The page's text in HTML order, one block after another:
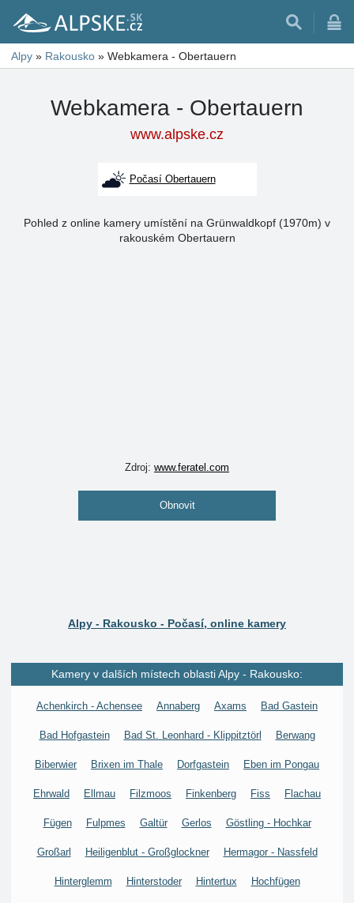
Alpy » Rakousko » Webkamera - Obertauern
Webkamera - Obertauern
www.alpske.cz
Počasí Obertauern
Pohled z online kamery umístění na Grünwaldkopf (1970m) v
rakouském Obertauern
Zdroj: www.feratel.com
Obnovit
Alpy - Rakousko - Počasí, online kamery
Kamery v dalších místech oblasti Alpy - Rakousko:
Achenkirch - Achensee Annaberg Axams Bad Gastein
Bad Hofgastein Bad St. Leonhard - Klippitztörl Berwang
Biberwier Brixen im Thale Dorfgastein Eben im Pongau
Ehrwald Ellmau Filzmoos Finkenberg Fiss Flachau
Fügen Fulpmes Galtür Gerlos Göstling - Hochkar
Großarl Heiligenblut - Großglockner Hermagor - Nassfeld
Hinterglemm Hinterstoder Hintertux Hochfügen